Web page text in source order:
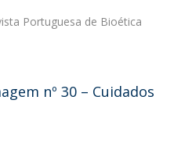
Portuguesa de Bioética
nº 30 – Cuidados